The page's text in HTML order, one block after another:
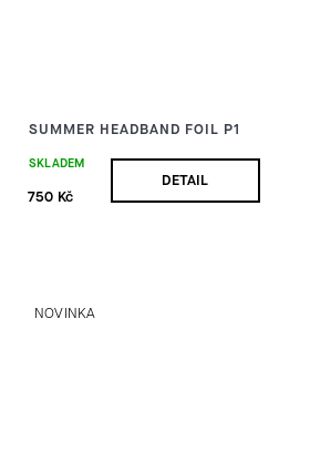
SUMMER HEADBAND FOIL P1
SKLADEM
750 Kč
DETAIL
NOVINKA